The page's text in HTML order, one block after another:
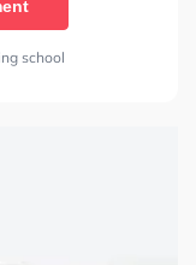
school